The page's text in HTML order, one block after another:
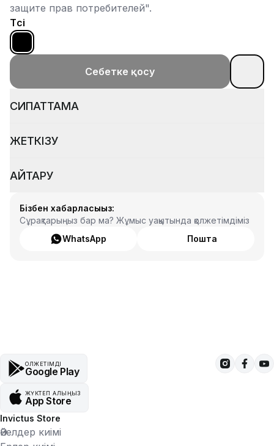
защите прав потребителей".
Түсі
Себетке қосу
СИПАТТАМА
ЖЕТКІЗУ
ҚАЙТАРУ
Бізбен хабарласыңыз:
Сұрақтарыңыз бар ма? Жұмыс уақытында қолжетімдіміз
WhatsApp
Пошта
ҚОЛЖЕТІМДІ
Google Play
ЖҮКТЕП АЛЫҢЫЗ
App Store
Invictus Store
Әйелдер киімі